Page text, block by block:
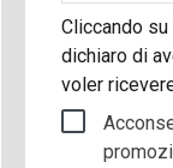
Cliccando su
dichiaro di
voler